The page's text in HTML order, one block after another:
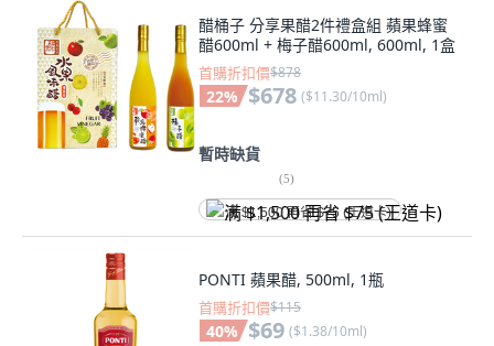
醋桶子 分享果醋2件禮盒組 蘋果蜂蜜
醋600ml + 梅子醋600ml, 600ml, 1盒
首購折扣價$878
22% $678 ($11.30/10ml)
暫時缺貨
(5)
满 $1,500 再省 $75 (王道卡)
PONTI 蘋果醋, 500ml, 1瓶
首購折扣價$115
40% $69 ($1.38/10ml)